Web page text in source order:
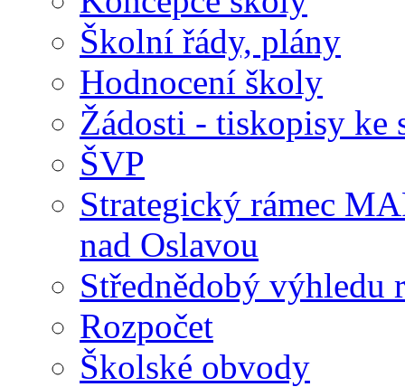
Školní řády, plány
Hodnocení školy
Žádosti - tiskopisy ke
ŠVP
Strategický rámec
nad Oslavou
Střednědobý výhledu
Rozpočet
Školské obvody